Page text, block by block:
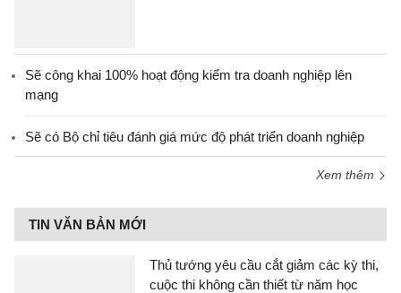
Sẽ công khai 100% hoạt động kiểm tra doanh nghiệp lên
mạng
Sẽ có Bộ chỉ tiêu đánh giá mức độ phát triển doanh nghiệp
Xem thêm
TIN VĂN BẢN MỚI
Thủ tướng yêu cầu cắt giảm các kỳ thi,
cuộc thi không cần thiết từ năm học